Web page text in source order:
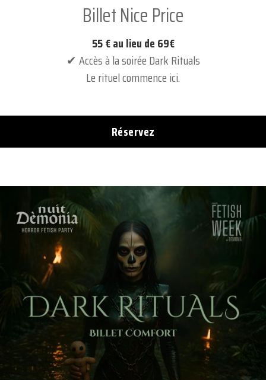
Billet Nice Price
55 € au lieu de 69€
✔ Accès à la soirée Dark Rituals
Le rituel commence ici.
Réservez